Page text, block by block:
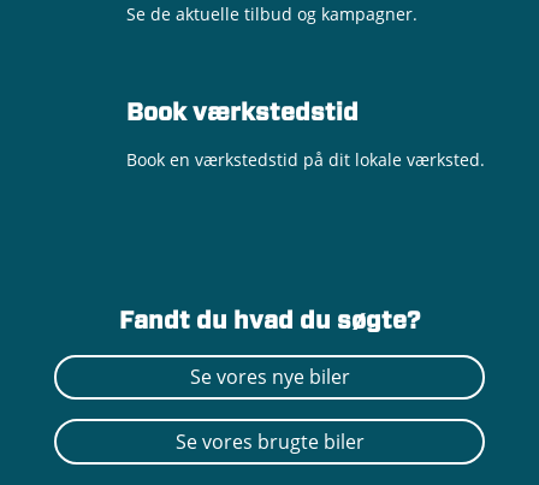
Se de aktuelle tilbud og kampagner.
Book værkstedstid
Book en værkstedstid på dit lokale værksted.
Fandt du hvad du søgte?
Se vores nye biler
Se vores brugte biler